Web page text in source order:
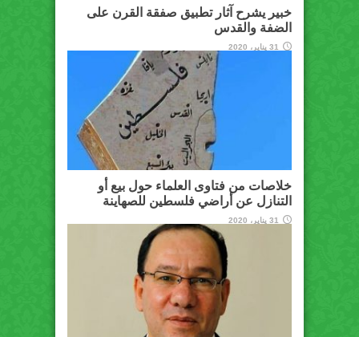
خبير يشرح آثار تطبيق صفقة القرن على
الضفة والقدس
31 يناير، 2020
خلاصات من فتاوى العلماء حول بيع أو
التنازل عن أراضي فلسطين للصهاينة
31 يناير، 2020